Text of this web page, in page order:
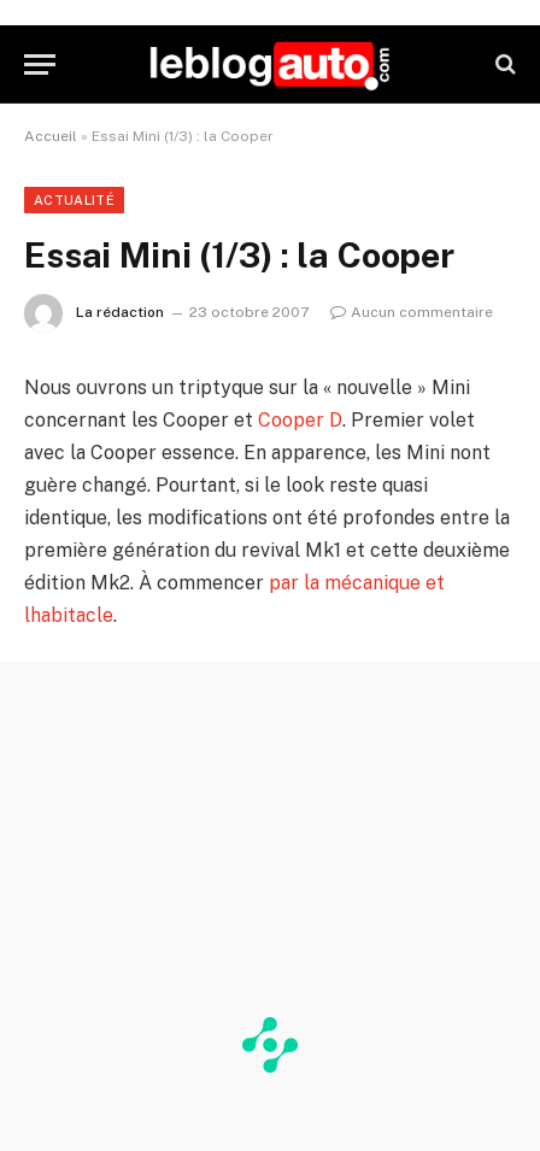
Accueil » Essai Mini (1/3) : la Cooper
ACTUALITÉ
Essai Mini (1/3) : la Cooper
La rédaction 23 octobre 2007 Aucun commentaire
Nous ouvrons un triptyque sur la « nouvelle » Mini
concernant les Cooper et Cooper D. Premier volet
avec la Cooper essence. En apparence, les Mini nont
guère changé. Pourtant, si le look reste quasi
identique, les modifications ont été profondes entre la
première génération du revival Mk1 et cette deuxième
édition Mk2. À commencer par la mécanique et
lhabitacle.